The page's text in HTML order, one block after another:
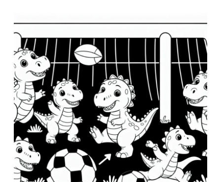
l
i
a
t
i
o
n